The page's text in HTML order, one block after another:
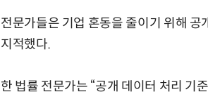
전문가들은 기업 혼동을 줄이기 위해
지적했다.
한 법률 전문가는 “공개 데이터 처리 기